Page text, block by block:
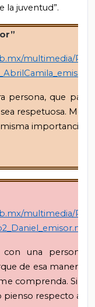
la juventud”.
multimedia/
persona, que para
respetuosa. Me
importancia
multimedia/
con una
de esa manera
comprenda. Si no
respecto al